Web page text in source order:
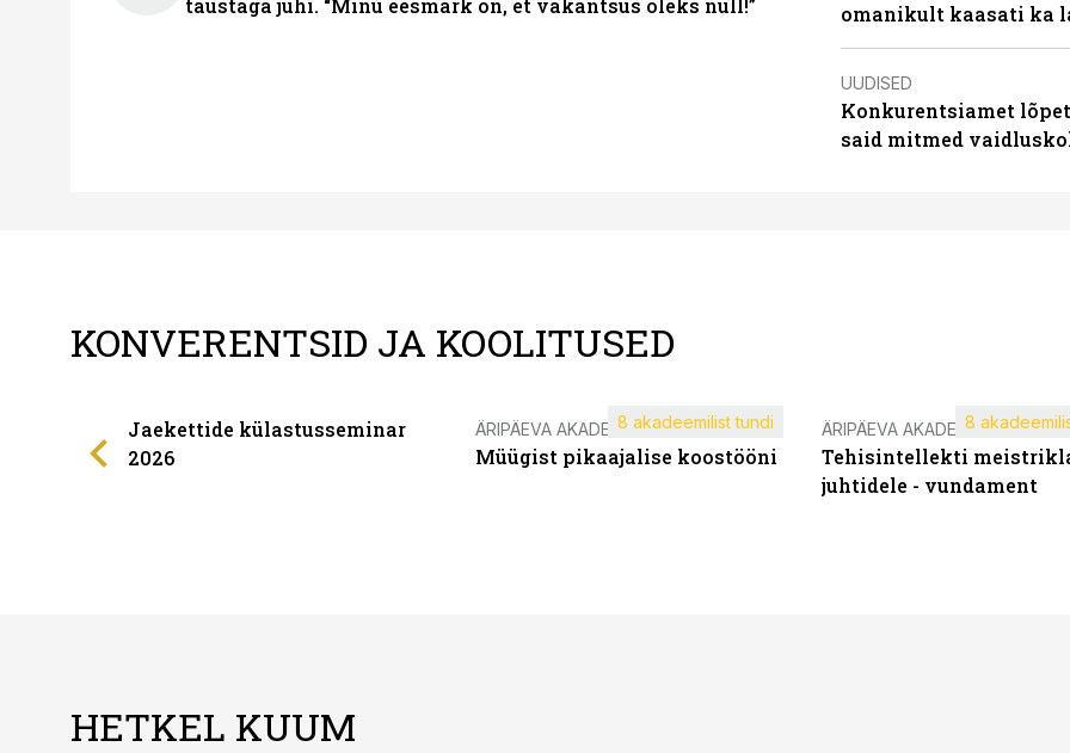
taustaga juhi. “Minu eesmärk on, et vakantsus oleks null!”
omanikult kaasati ka
UUDISED
Konkurentsiamet
said mitmed
KONVERENTSID JA KOOLITUSED
Jaekettide külastusseminar
2026
ÄRIPÄEVA AKADEEMIA
Müügist pikaajalise koostööni
8 akadeemilist tundi ÄRIPÄEVA AKADEEMIA
Tehisintellekti
juhtidele - vundament
8
HETKEL KUUM